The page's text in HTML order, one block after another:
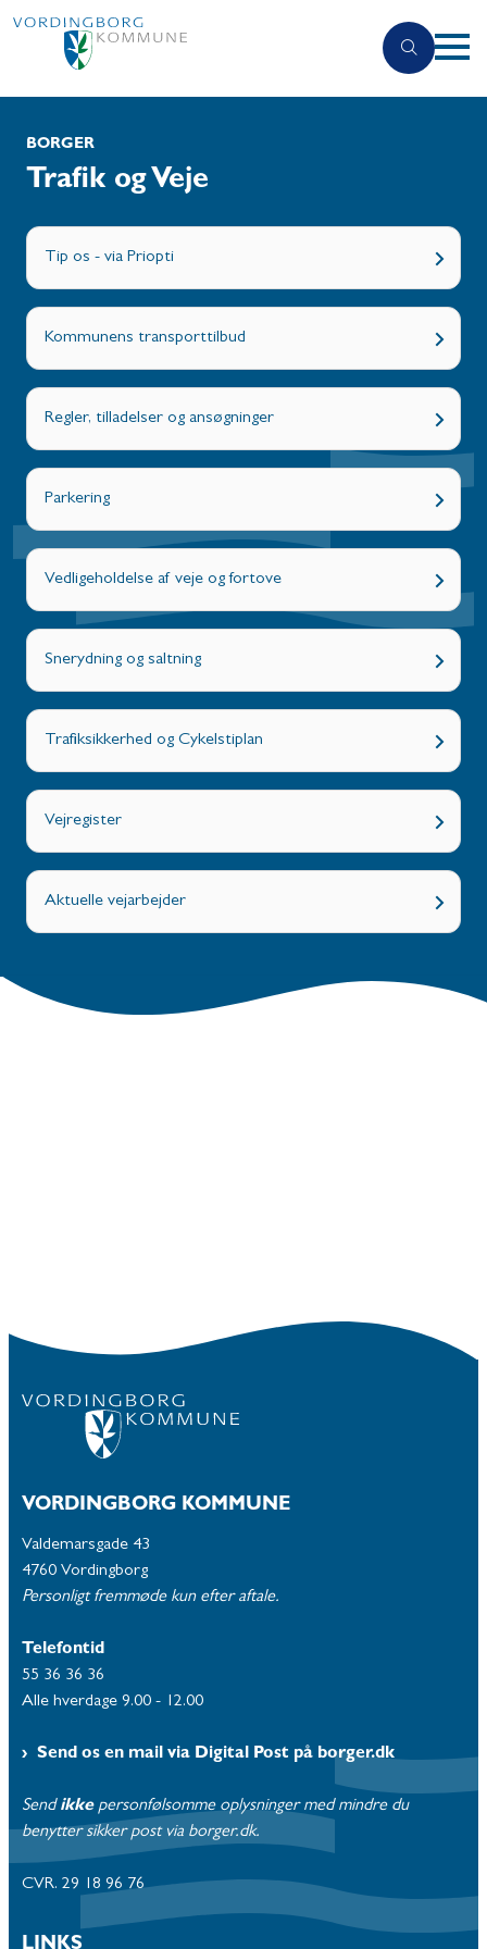
BORGER
Trafik og Veje
Tip os - via Priopti
Kommunens transporttilbud
Regler, tilladelser og ansøgninger
Parkering
Vedligeholdelse af veje og fortove
Snerydning og saltning
Trafiksikkerhed og Cykelstiplan
Vejregister
Aktuelle vejarbejder
VORDINGBORG KOMMUNE
Valdemarsgade 43
4760 Vordingborg
Personligt fremmøde kun efter aftale.
Telefontid
55 36 36 36
Alle hverdage 9.00 - 12.00
Send os en mail via Digital Post på borger.dk
Send ikke personfølsomme oplysninger med mindre du
benytter sikker post via borger.dk.
CVR. 29 18 96 76